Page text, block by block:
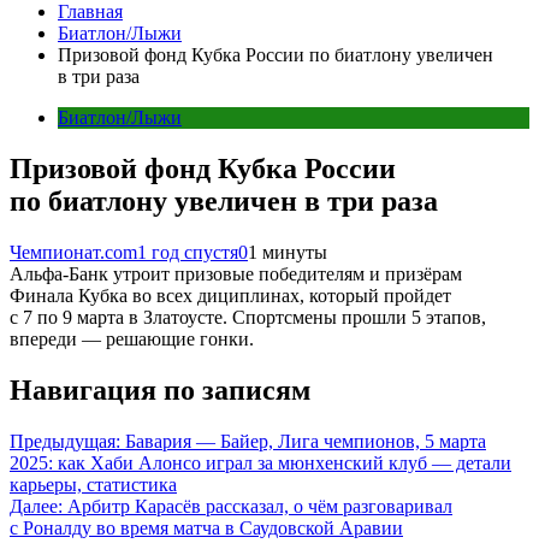
Главная
Биатлон/Лыжи
Призовой фонд Кубка России по биатлону увеличен
в три раза
Биатлон/Лыжи
Призовой фонд Кубка России
по биатлону увеличен в три раза
Чемпионат.com1 год спустя01 минуты
Альфа-Банк утроит призовые победителям и призёрам
Финала Кубка во всех дициплинах, который пройдет
с 7 по 9 марта в Златоусте. Спортсмены прошли 5 этапов,
впереди — решающие гонки.
Навигация по записям
Предыдущая: Бавария — Байер, Лига чемпионов, 5 марта
2025: как Хаби Алонсо играл за мюнхенский клуб — детали
карьеры, статистика
Далее: Арбитр Карасёв рассказал, о чём разговаривал
с Роналду во время матча в Саудовской Аравии